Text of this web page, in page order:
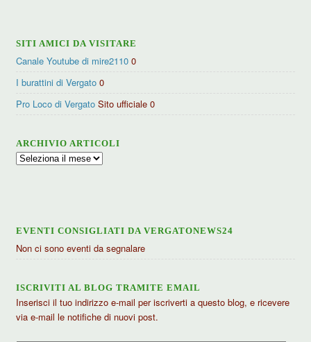
SITI AMICI DA VISITARE
Canale Youtube di mire2110 0
I burattini di Vergato 0
Pro Loco di Vergato Sito ufficiale 0
ARCHIVIO ARTICOLI
Archivio
EVENTI CONSIGLIATI DA VERGATONEWS24
Non ci sono eventi da segnalare
ISCRIVITI AL BLOG TRAMITE EMAIL
Inserisci il tuo indirizzo e-mail per iscriverti a questo blog, e ricevere
via e-mail le notifiche di nuovi post.